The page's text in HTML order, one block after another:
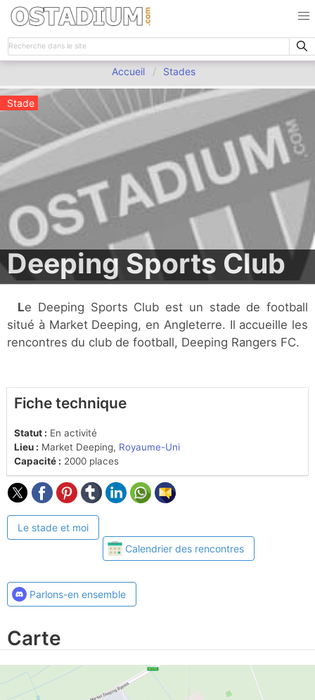
Accueil Stades
Stade
Deeping Sports Club
Le Deeping Sports Club est un stade de football
situé à Market Deeping, en Angleterre. Il accueille les
rencontres du club de football, Deeping Rangers FC.
Fiche technique
Statut : En activité
Lieu : Market Deeping, Royaume-Uni
Capacité : 2000 places
Le stade et moi
Calendrier des rencontres
Parlons-en ensemble
Carte